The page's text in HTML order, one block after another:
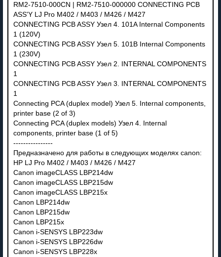
RM2-7510-000CN | RM2-7510-000000 CONNECTING PCB
ASS'Y LJ Pro M402 / M403 / M426 / M427
CONNECTING PCB ASSY Узел 4. 101A Internal Components
1 (120V)
CONNECTING PCB ASSY Узел 5. 101B Internal Components
1 (230V)
CONNECTING PCB ASSY Узел 2. INTERNAL COMPONENTS
1
CONNECTING PCB ASSY Узел 3. INTERNAL COMPONENTS
1
Connecting PCA (duplex model) Узел 5. Internal components,
printer base (2 of 3)
Connecting PCA (duplex models) Узел 4. Internal
components, printer base (1 of 5)
----------------
Предназначено для работы в следующих моделях canon:
HP LJ Pro M402 / M403 / M426 / M427
Canon imageCLASS LBP214dw
Canon imageCLASS LBP215dw
Canon imageCLASS LBP215x
Canon LBP214dw
Canon LBP215dw
Canon LBP215x
Canon i-SENSYS LBP223dw
Canon i-SENSYS LBP226dw
Canon i-SENSYS LBP228x